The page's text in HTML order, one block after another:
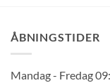
ÅBNINGSTIDER
Mandag - Fredag